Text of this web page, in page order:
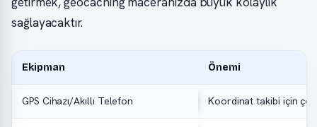
sağlayacaktır.
Ekipman Önemi
GPS Cihazı/Akıllı Telefon Koordinat takibi için